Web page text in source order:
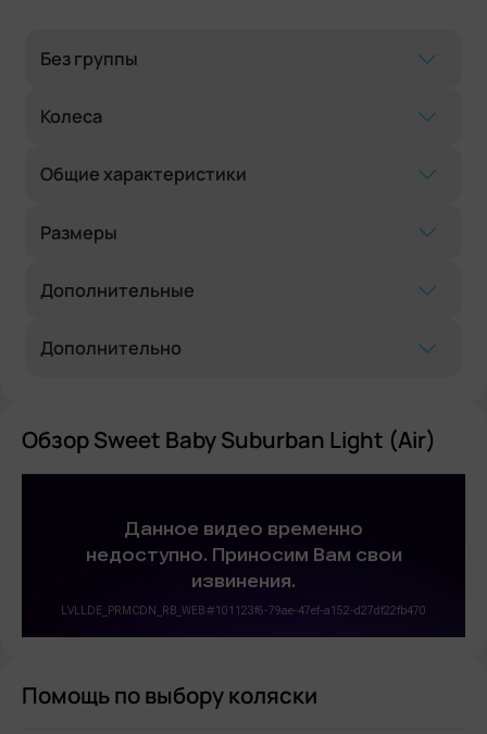
Без группы
Колеса
Общие характеристики
Размеры
Дополнительные
Дополнительно
Обзор Sweet Baby Suburban Light (Air)
Помощь по выбору коляски